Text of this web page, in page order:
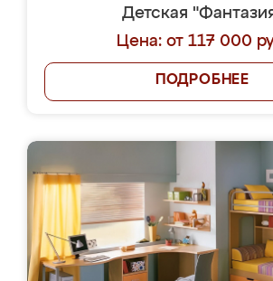
Детская
Цена: от 117 000
ПОДРОБНЕЕ